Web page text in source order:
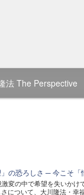
法 The Perspective
の恐ろしさ ─ 今こそ
変の中で希望を失いかけ
について、大川隆法・